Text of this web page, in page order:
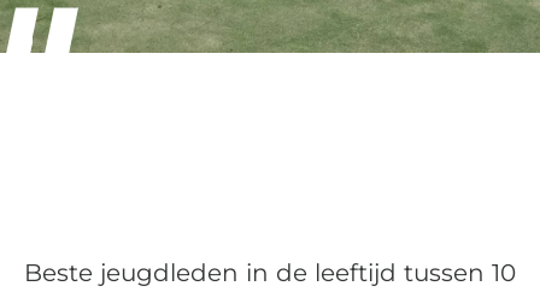
Beste jeugdleden in de leeftijd tussen 10